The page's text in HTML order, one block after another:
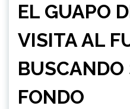
EL GUAPO
VISITA AL
BUSCANDO
FONDO